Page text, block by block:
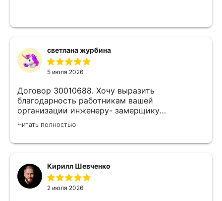
светлана журбина
5 июля 2026
Договор 30010688. Хочу выразить
благодарность работникам вашей
организации инженеру- замерщику
Кулабухову Николаю,и мастеру монтажа Илье
.Спасибо за проделанную работу и
быстро,качественно,профессионально сделал
свою работу,убрал за собой ,что очень
приятно.Мне все понравилось .Хорошая
Читать полностью
Кирилл Шевченко
2 июля 2026